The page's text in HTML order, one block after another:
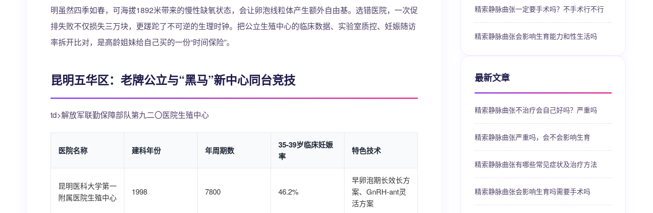
明虽然四季如春，可海拔1892米带来的慢性缺氧状态，会让卵泡线粒体产生额外自由基。选错医院，一次促
排失败不仅损失三万块，更蹉跎了不可逆的生理时钟。把公立生殖中心的临床数据、实验室质控、妊娠随访
率拆开比对，是高龄姐妹给自己买的一份“时间保险”。
昆明五华区：老牌公立与“黑马”新中心同台竞技
td>解放军联勤保障部队第九二〇医院生殖中心
医院名称 建科年份 年周期数
35-39岁临床妊娠
率
特色技术
昆明医科大学第一
附属医院生殖中心
1998 7800 46.2%
早卵泡期长效长方
案、GnRH-ant灵
活方案
精索静脉曲张一定要手术吗？不手术行不行
精索静脉曲张会影响生育能力和性生活吗
最新文章
精索静脉曲张不治疗会自己好吗？严重吗
精索静脉曲张严重吗，会不会影响生育
精索静脉曲张有哪些常见症状及治疗方法
精索静脉曲张会影响生育吗需要手术吗